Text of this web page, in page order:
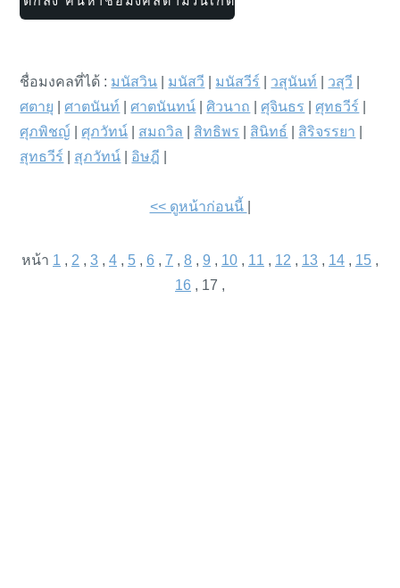
ชื่อมงคลที่ได้ : มนัสวิน มนัสวี มนัสวีร์ วสุนันท์ วสุวี
ศตายุ |ศาตนันท์ |ศาตนันทน์ |ศิวนาถ |ศุจินธร |ศุทธวีร์
ศุภพิชญ์ |ศุภวัทน์ สมถวิล สิทธิพร สินิทธ์ สิริจรรยา
สุทธวีร์
สุภวัทน์ อิษฎี
<< ดูหน้าก่อนนี้
หน้า 1 , 2 , 3 , 4 , 5 , 6 , 7 , 8 , 9 , 10 , 11 , 12 , 13 , 14 , 15 ,
16 , 17 ,